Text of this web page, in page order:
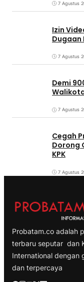
7 Agustus
Izin
Dugaan
7 Agustus
Demi
7 Agustus
Cegah
Dorong
KPK
7 Agustus
Probatam.co adalah
terbaru seputar dan
International dengan
dan terpercaya